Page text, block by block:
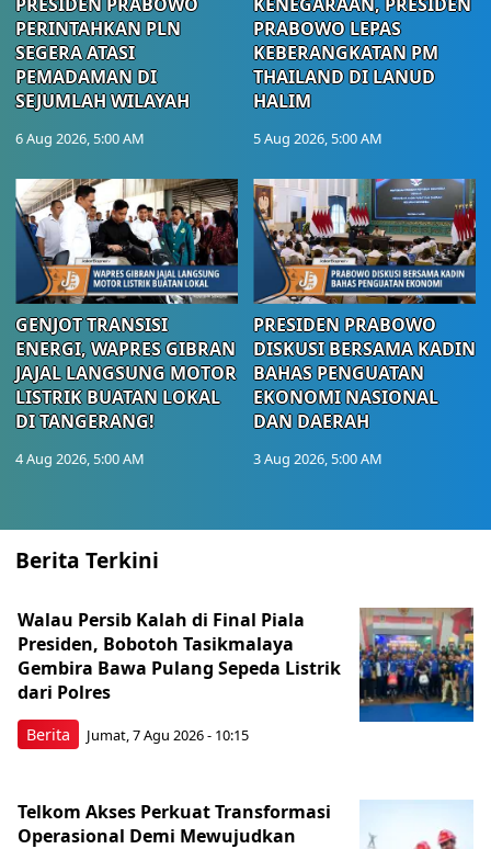
PERINTAHKAN PLN
SEGERA ATASI
PEMADAMAN DI
SEJUMLAH WILAYAH
6 Aug 2026, 5:00 AM
PRABOWO LEPAS
KEBERANGKATAN PM
THAILAND DI LANUD
HALIM
5 Aug 2026, 5:00 AM
GENJOT TRANSISI
ENERGI, WAPRES GIBRAN
JAJAL LANGSUNG MOTOR
LISTRIK BUATAN LOKAL
DI TANGERANG!
4 Aug 2026, 5:00 AM
PRESIDEN PRABOWO
DISKUSI BERSAMA KADIN
BAHAS PENGUATAN
EKONOMI NASIONAL
DAN DAERAH
3 Aug 2026, 5:00 AM
Berita Terkini
Berita
Walau Persib Kalah di Final Piala
Presiden, Bobotoh Tasikmalaya
Gembira Bawa Pulang Sepeda Listrik
dari Polres
Jumat, 7 Agu 2026 - 10:15
Telkom Akses Perkuat Transformasi
Operasional Demi Mewujudkan